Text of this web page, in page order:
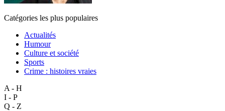
Catégories les plus populaires
Actualités
Humour
Culture et société
Sports
Crime : histoires vraies
A - H
I - P
Q - Z